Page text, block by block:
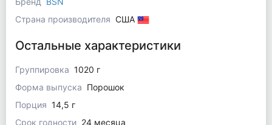
Страна производителя США
Остальные характеристики
Группировка 1020 г
Форма выпуска Порошок
Порция 14,5 г
Срок годности 24 месяца